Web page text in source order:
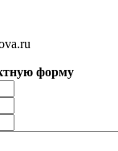
форму